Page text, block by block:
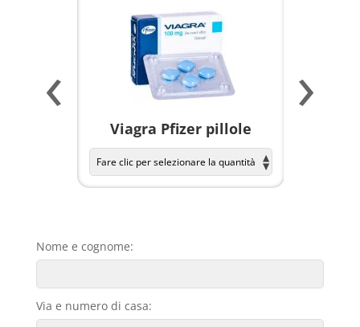
Viagra Pfizer pillole
‹ ›
Nome e cognome:
Via e numero di casa: